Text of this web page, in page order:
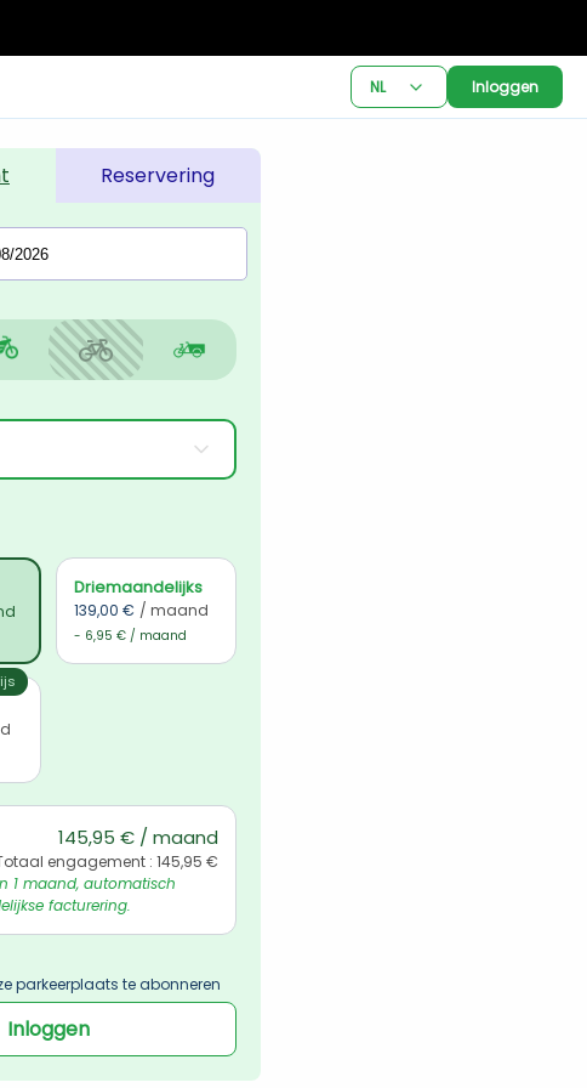
NL Inloggen
Reservering
Driemaandelijks
139,00 € / maand
- 6,95 € / maand
145,95 € / maand
engagement : 145,95 €
1 maand, automatisch
facturering.
parkeerplaats te abonneren
Inloggen